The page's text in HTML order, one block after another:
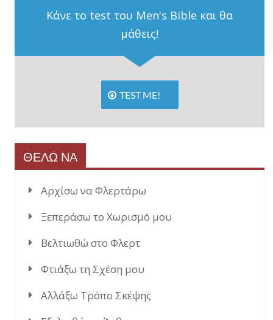
Κάνε το test του Men's Bible και θα
μάθεις!
TEST ME!
ΘΕΛΩ ΝΑ
Αρχίσω να Φλερτάρω
Ξεπεράσω το Χωρισμό μου
Βελτιωθώ στο Φλερτ
Φτιάξω τη Σχέση μου
Αλλάξω Τρόπο Σκέψης